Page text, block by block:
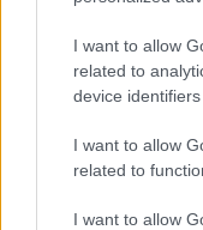
I want to allow
related to
device identifiers
I want to allow
related to
I want to allow
Failed to fetch
Kategorije: Novice
Ključne besede: